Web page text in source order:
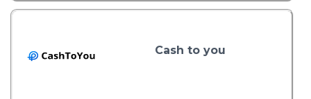
Cash to you